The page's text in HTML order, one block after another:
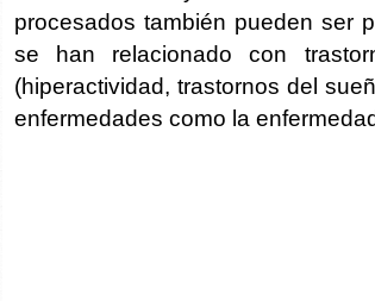
procesados también pueden ser
se han relacionado con
(hiperactividad, trastornos del
enfermedades como la